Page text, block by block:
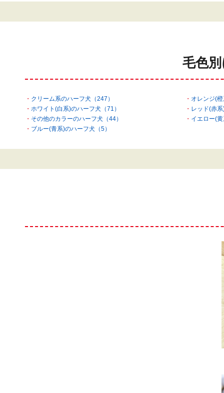
毛色
クリーム系のハーフ犬（247）
オレンジ(
ホワイト(白系)のハーフ犬（71）
レッド(赤
その他のカラーのハーフ犬（44）
イエロー(
ブルー(青系)のハーフ犬（5）